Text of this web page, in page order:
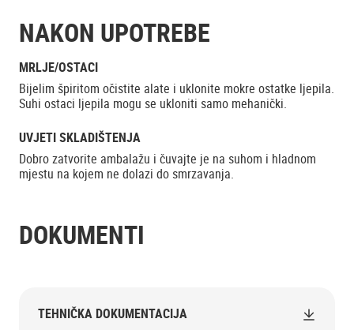
NAKON UPOTREBE
MRLJE/OSTACI
Bijelim špiritom očistite alate i uklonite mokre ostatke ljepila.
Suhi ostaci ljepila mogu se ukloniti samo mehanički.
UVJETI SKLADIŠTENJA
Dobro zatvorite ambalažu i čuvajte je na suhom i hladnom
mjestu na kojem ne dolazi do smrzavanja.
DOKUMENTI
TEHNIČKA DOKUMENTACIJA